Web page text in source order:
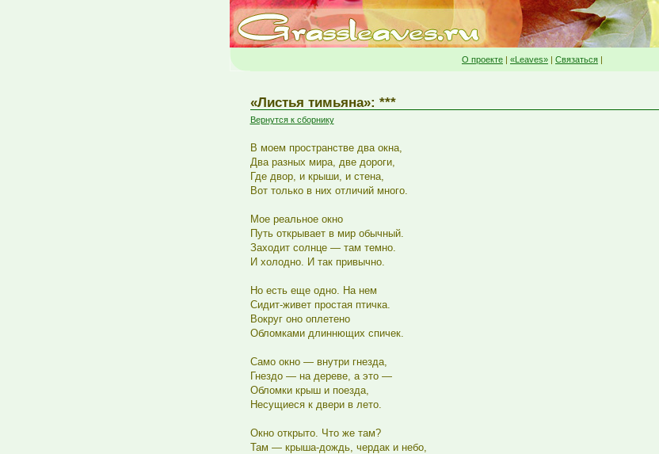
О проекте | «Leaves» | Связаться |
«Листья тимьяна»: ***
Вернутся к сборнику
В моем пространстве два окна,
Два разных мира, две дороги,
Где двор, и крыши, и стена,
Вот только в них отличий много.
Мое реальное окно
Путь открывает в мир обычный.
Заходит солнце — там темно.
И холодно. И так привычно.
Но есть еще одно. На нем
Сидит-живет простая птичка.
Вокруг оно оплетено
Обломками длиннющих спичек.
Само окно — внутри гнезда,
Гнездо — на дереве, а это —
Обломки крыш и поезда,
Несущиеся к двери в лето.
Окно открыто. Что же там?
Там — крыша-дождь, чердак и небо,